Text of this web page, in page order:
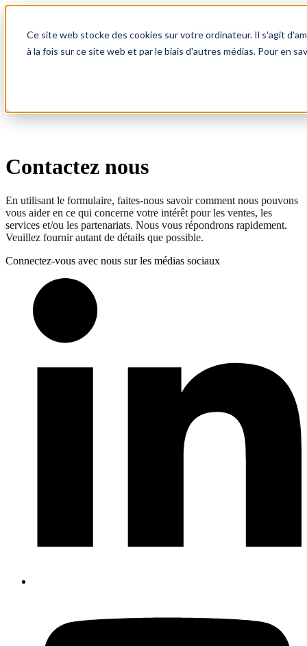
Ce site web stocke des cookies sur votre ordinateur. Il s'agit
à la fois sur ce site web et par le biais d'autres médias. Pour en
Contactez nous
En utilisant le formulaire, faites-nous savoir comment nous pouvons
vous aider en ce qui concerne votre intérêt pour les ventes, les
services et/ou les partenariats. Nous vous répondrons rapidement.
Veuillez fournir autant de détails que possible.
Connectez-vous avec nous sur les médias sociaux